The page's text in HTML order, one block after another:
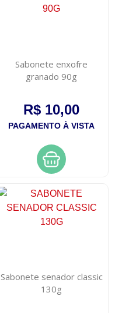
Sabonete enxofre
granado 90g
R$ 10,00
PAGAMENTO À VISTA
Sabonete senador classic
130g